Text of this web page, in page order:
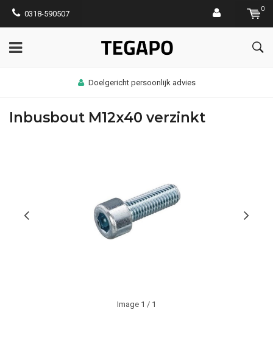
0318-590507
0
Doelgericht persoonlijk advies
Inbusbout M12x40 verzinkt
Image 1 / 1